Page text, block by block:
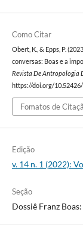
Como Citar
Obert, K., & Epps, P.
conversas: Boas e a
Revista De Antropologia
https://doi.org/
Fomatos de
Edição
v. 14 n. 1 (2022):
Seção
Dossiê Franz